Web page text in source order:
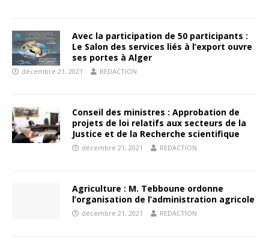
Avec la participation de 50 participants :
Le Salon des services liés à l’export ouvre
ses portes à Alger
décembre 21, 2021 REDACTION
Conseil des ministres : Approbation de
projets de loi relatifs aux secteurs de la
Justice et de la Recherche scientifique
décembre 21, 2021 REDACTION
Agriculture : M. Tebboune ordonne
l’organisation de l’administration agricole
décembre 21, 2021 REDACTION